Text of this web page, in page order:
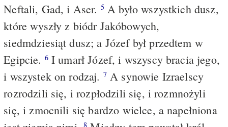
Neftali, Gad, i Aser. 5 A było wszystkich dusz,
które wyszły z biódr Jakóbowych,
siedmdziesiąt dusz; a Józef był przedtem w
Egipcie. 6I umarł Józef, i wszyscy bracia jego,
i wszystek on rodzaj. 7A synowie Izraelscy
rozrodzili się, i rozpłodzili się, i rozmnożyli
się, i zmocnili się bardzo wielce, a napełniona
8